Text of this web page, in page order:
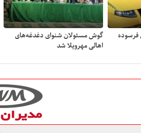
فرسوده
گوش مسئولان شنوای دغدغه‎‌های
اهالی مهرویلا شد